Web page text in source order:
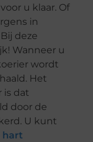
u klaar. Of
in
deze
Wanneer u
wordt
Het
is dat
door de
U kunt
hart